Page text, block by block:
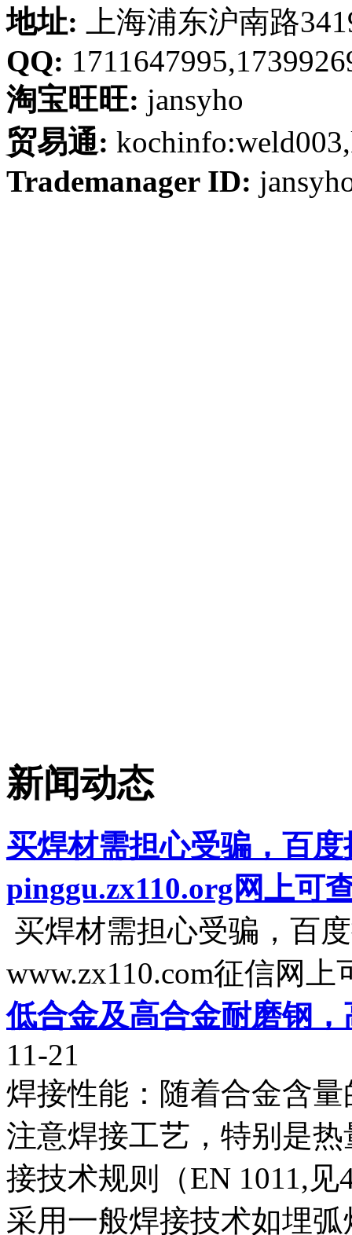
地址: 上海浦东沪南路
QQ:
淘宝旺旺: jansyho
贸易通:
Trademanager ID:
新闻动态
买焊材需担心受骗，百
pinggu.zx110.org网上可
买焊材需担心受骗，百
www.zx110.com征信网
低合金及高合金耐磨钢
11-21
焊接性能：随着合金含
注意焊接工艺，特别是
接技术规则（EN 1011,
采用一般焊接技术如埋